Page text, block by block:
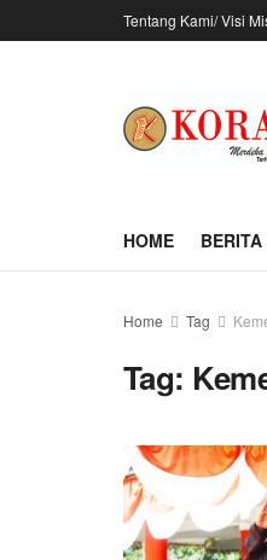
Tentang Kami/ Visi
HOME
Home Tag
Tag: